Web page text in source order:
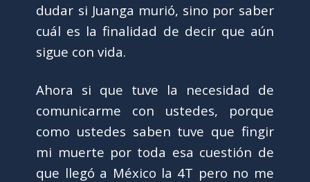
dudar si Juanga murió, sino por saber
cuál es la finalidad de decir que aún
sigue con vida.
Ahora si que tuve la necesidad de
comunicarme con ustedes, porque
como ustedes saben tuve que fingir
mi muerte por toda esa cuestión de
que llegó a México la 4T pero no me